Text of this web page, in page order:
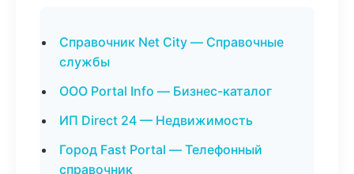
Справочник Net City — Справочные
службы
ООО Portal Info — Бизнес-каталог
ИП Direct 24 — Недвижимость
Город Fast Portal — Телефонный
справочник